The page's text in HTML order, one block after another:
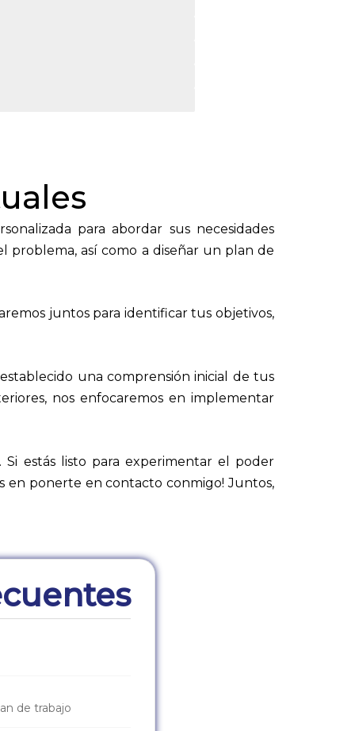
para abordar sus necesidades
problema, así como a diseñar un plan de
juntos para identificar tus objetivos,
una comprensión inicial de tus
nos enfocaremos en implementar
estás listo para experimentar el poder
en ponerte en contacto conmigo! Juntos,
de trabajo